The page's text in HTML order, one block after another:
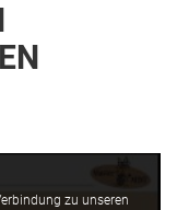
zu unseren